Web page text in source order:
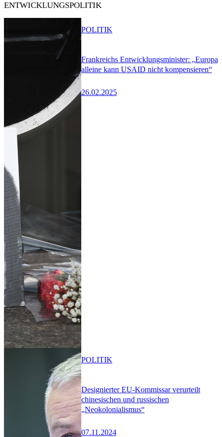
ENTWICKLUNGSPOLITIK
Frankreichs Entwicklungsminister: „Europa
alleine kann USAID nicht kompensieren“
26.02.2025
POLITIK
Designierter EU-Kommissar verurteilt
chinesischen und russischen
„Neokolonialismus“
07.11.2024
POLITIK